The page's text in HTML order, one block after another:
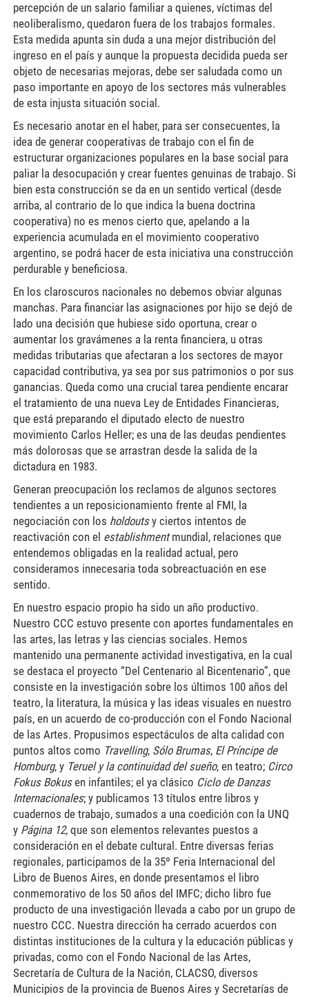
percepción de un salario familiar a quienes, víctimas del
neoliberalismo, quedaron fuera de los trabajos formales.
Esta medida apunta sin duda a una mejor distribución del
ingreso en el país y aunque la propuesta decidida pueda ser
objeto de necesarias mejoras, debe ser saludada como un
paso importante en apoyo de los sectores más vulnerables
de esta injusta situación social.
Es necesario anotar en el haber, para ser consecuentes, la
idea de generar cooperativas de trabajo con el fin de
estructurar organizaciones populares en la base social para
paliar la desocupación y crear fuentes genuinas de trabajo. Si
bien esta construcción se da en un sentido vertical (desde
arriba, al contrario de lo que indica la buena doctrina
cooperativa) no es menos cierto que, apelando a la
experiencia acumulada en el movimiento cooperativo
argentino, se podrá hacer de esta iniciativa una construcción
perdurable y beneficiosa.
En los claroscuros nacionales no debemos obviar algunas
manchas. Para financiar las asignaciones por hijo se dejó de
lado una decisión que hubiese sido oportuna, crear o
aumentar los gravámenes a la renta financiera, u otras
medidas tributarias que afectaran a los sectores de mayor
capacidad contributiva, ya sea por sus patrimonios o por sus
ganancias. Queda como una crucial tarea pendiente encarar
el tratamiento de una nueva Ley de Entidades Financieras,
que está preparando el diputado electo de nuestro
movimiento Carlos Heller; es una de las deudas pendientes
más dolorosas que se arrastran desde la salida de la
dictadura en 1983.
Generan preocupación los reclamos de algunos sectores
tendientes a un reposicionamiento frente al FMI, la
negociación con los holdoutsy ciertos intentos de
reactivación con el establishmentmundial, relaciones que
entendemos obligadas en la realidad actual, pero
consideramos innecesaria toda sobreactuación en ese
sentido.
En nuestro espacio propio ha sido un año productivo.
Nuestro CCC estuvo presente con aportes fundamentales en
las artes, las letras y las ciencias sociales. Hemos
mantenido una permanente actividad investigativa, en la cual
se destaca el proyecto “Del Centenario al Bicentenario”, que
consiste en la investigación sobre los últimos 100 años del
teatro, la literatura, la música y las ideas visuales en nuestro
país, en un acuerdo de co-producción con el Fondo Nacional
de las Artes. Propusimos espectáculos de alta calidad con
puntos altos como Travelling, Sólo Brumas, El Príncipe de
Homburg, y Teruel y la continuidad del sueño, en teatro; Circo
Fokus Bokusen infantiles; el ya clásico Ciclo de Danzas
Internacionales; y publicamos 13 títulos entre libros y
cuadernos de trabajo, sumados a una coedición con la UNQ
y Página 12, que son elementos relevantes puestos a
consideración en el debate cultural. Entre diversas ferias
regionales, participamos de la 35º Feria Internacional del
Libro de Buenos Aires, en donde presentamos el libro
conmemorativo de los 50 años del IMFC; dicho libro fue
producto de una investigación llevada a cabo por un grupo de
nuestro CCC. Nuestra dirección ha cerrado acuerdos con
distintas instituciones de la cultura y la educación públicas y
privadas, como con el Fondo Nacional de las Artes,
Secretaría de Cultura de la Nación, CLACSO, diversos
Municipios de la provincia de Buenos Aires y Secretarías de